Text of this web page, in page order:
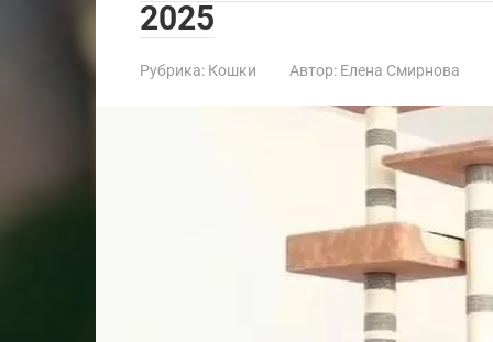
2025
Рубрика: Кошки Автор: Елена Смирнова